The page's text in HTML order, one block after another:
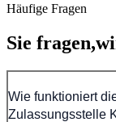
Häufige Fragen
Sie fragen,
Wie funktioniert
Zulassungsstelle